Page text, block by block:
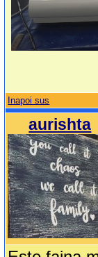
Inapoi sus
aurishta